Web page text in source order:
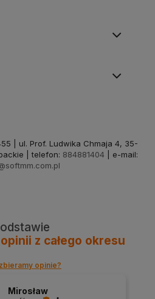
| ul. Prof. Ludwika Chmaja 4, 35-
| telefon: 884881404 | e-mail:
opinii z całego okresu
opinie?
Mirosław